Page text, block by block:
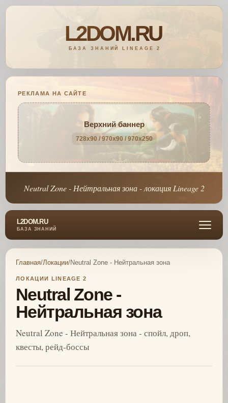
РЕКЛАМА НА САЙТЕ
Верхний баннер
728x90 / 970x90 / 970x250
Neutral Zone - Нейтральная зона - локация Lineage 2
L2DOM.RU
БАЗА ЗНАНИЙ
Главная/Локации/Neutral Zone - Нейтральная зона
ЛОКАЦИИ LINEAGE 2
Neutral Zone -
Нейтральная зона
Neutral Zone - Нейтральная зона - спойл, дроп,
квесты, рейд-боссы